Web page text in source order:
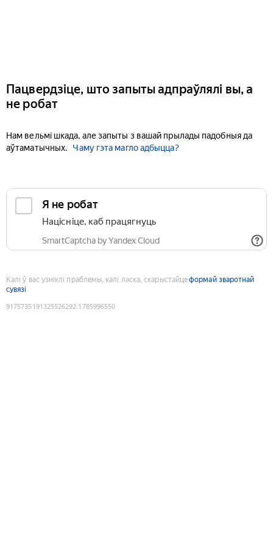
Пацвердзіце, што запыты адпраўлялі вы, а
не робат
Нам вельмі шкада, але запыты з вашай прылады падобныя да
аўтаматычных.
Чаму гэта магло адбыцца?
Я не робат
Націсніце, каб працягнуць
SmartCaptcha by Yandex Cloud
Калі ў вас узніклі праблемы, калі ласка, скарыстайцеформай зваротнай
сувязі
9175735191325526292:1785996550